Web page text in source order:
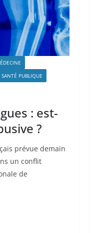
SANTÉ PUBLIQUE
: est-
?
prévue demain
un conflit
de